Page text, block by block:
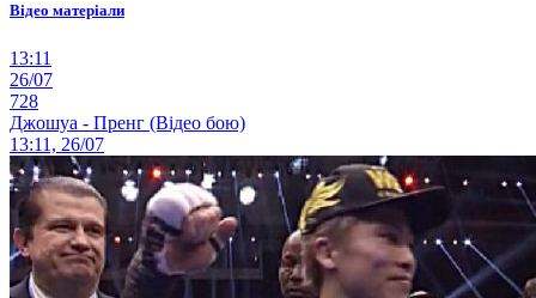
Відео матеріали
13:11
26/07
728
Джошуа - Пренг (Відео бою)
13:11, 26/07